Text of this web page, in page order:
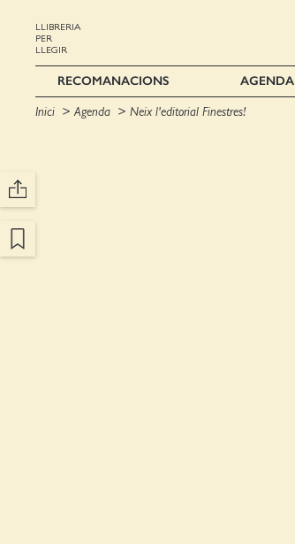
LLIBRERIA
PER
LLEGIR
RECOMANACIONS AGENDA
Inici Agenda Neix l'editorial Finestres!